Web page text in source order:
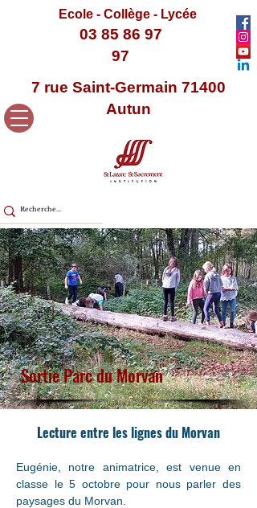
Ecole - Collège - Lycée
03 85 86 97
97
7 rue Saint-Germain 71400
Autun
Sortie Parc du Morvan
Lecture entre les lignes du Morvan
Eugénie, notre animatrice, est venue en
classe le 5 octobre pour nous parler des
paysages du Morvan.